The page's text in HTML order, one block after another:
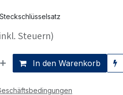
Steckschlüsselsatz
Steuern)
In den Warenkorb